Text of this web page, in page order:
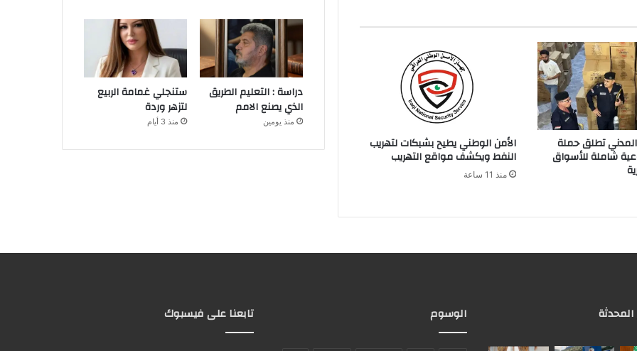
المدني تطلق حملة
شاملة للأسواق
الأمن الوطني يطيح بشبكات لتهريب
النفط ويكشف مواقع التهريب
منذ 11 ساعة
دراسة : التعليم الطريق
الذي يصنع الامم
منذ يومين
ستنجلي غمامة الربيع
لتزهر وردة
منذ 3 أيام
المحدثة الوسوم تابعنا على فيسبوك